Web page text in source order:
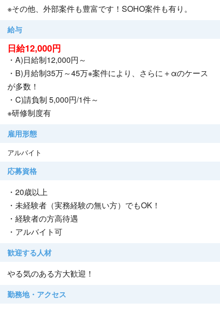
※その他、外部案件も豊富です！SOHO案件も有り。
給与
日給12,000円
・A)日給制12,000円～
・B)月給制35万～45万※案件により、さらに＋αのケース
が多数！
・C)請負制 5,000円/1件～
※研修制度有
雇用形態
アルバイト
応募資格
・20歳以上
・未経験者（実務経験の無い方）でもOK！
・経験者の方高待遇
・アルバイト可
歓迎する人材
やる気のある方大歓迎！
勤務地・アクセス